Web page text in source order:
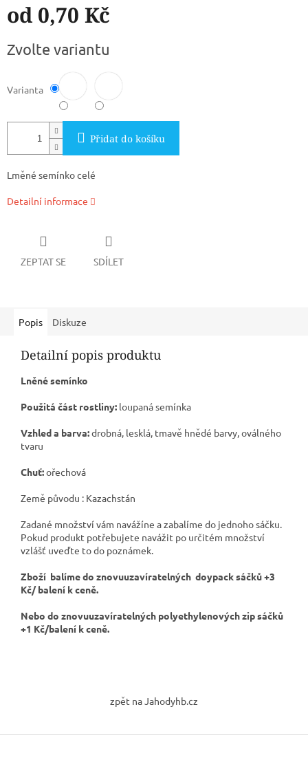
od 0,70 Kč
cena:
Zvolte variantu
Varianta
Přidat do košíku
Lměné semínko celé
Detailní informace
ZEPTAT SE SDÍLET
Popis Diskuze
Detailní popis produktu
Lněné semínko
Použitá část rostliny: loupaná semínka
Vzhled a barva:drobná, lesklá, tmavě hnědé barvy, oválného
tvaru
Chuť:ořechová
Země původu : Kazachstán
Zadané množství vám navážíne a zabalíme do jednoho sáčku.
Pokud produkt potřebujete navážit po určitém množství
vzlášť uveďte to do poznámek.
Zboží balíme do znovuuzavíratelných doypack sáčků +3
Kč/ balení k ceně.
Nebo do znovuuzavíratelných polyethylenových zip sáčků
+1 Kč/balení k ceně.
t
zpět na Jahodyhb.cz